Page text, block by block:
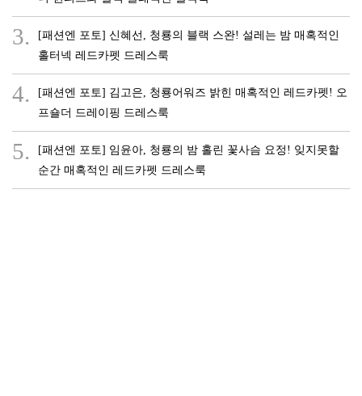
3.
[패션엔 포토] 신혜선, 청룡의 블랙 스완! 설레는 밤 매혹적인
홀터넥 레드카펫 드레스룩
4.
[패션엔 포토] 김고은, 청룡어워즈 밝힌 매혹적인 레드카펫! 오
프숄더 드레이핑 드레스룩
5.
[패션엔 포토] 임윤아, 청룡의 밤 홀린 꽃사슴 요정! 잊지못할
순간 매혹적인 레드카펫 드레스룩